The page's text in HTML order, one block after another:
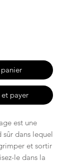
payer
est une
dans lequel
et sortir
le dans la